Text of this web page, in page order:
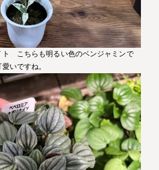
こちらも明るい色のベンジャミンで
いですね。